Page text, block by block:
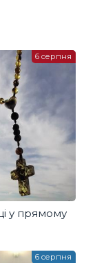
у прямому
6 серпня
6 серпня